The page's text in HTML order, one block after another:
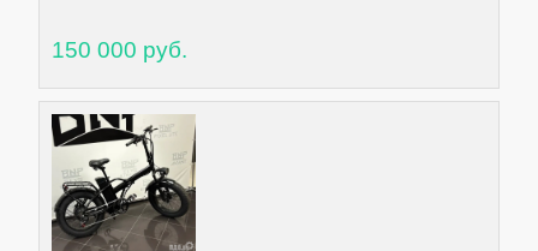
150 000 руб.